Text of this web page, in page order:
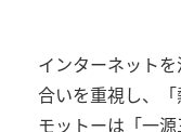
インターネット
合いを重視し、「
モットーは「一源